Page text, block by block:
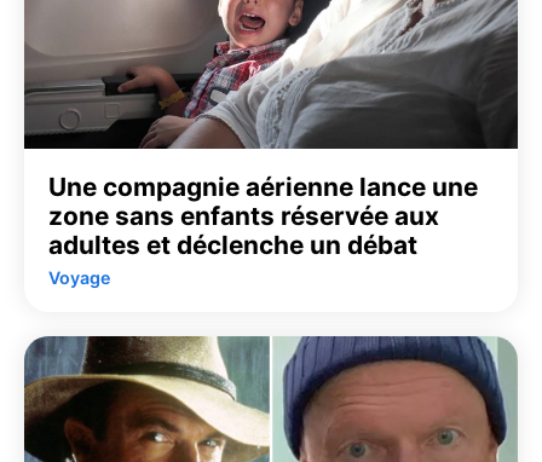
Une compagnie aérienne lance une
zone sans enfants réservée aux
adultes et déclenche un débat
Voyage